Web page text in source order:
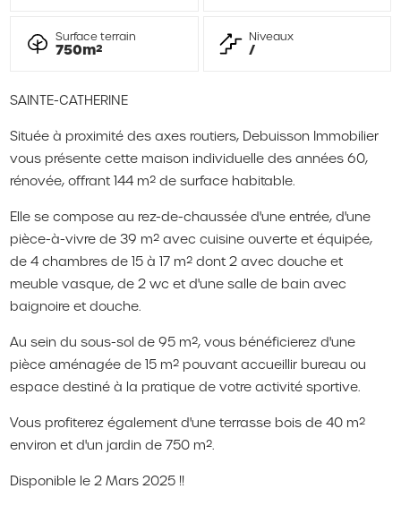
Surface terrain
750m²
Niveaux
/
SAINTE-CATHERINE
Située à proximité des axes routiers, Debuisson Immobilier
vous présente cette maison individuelle des années 60,
rénovée, offrant 144 m² de surface habitable.
Elle se compose au rez-de-chaussée d'une entrée, d'une
pièce-à-vivre de 39 m² avec cuisine ouverte et équipée,
de 4 chambres de 15 à 17 m² dont 2 avec douche et
meuble vasque, de 2 wc et d'une salle de bain avec
baignoire et douche.
Au sein du sous-sol de 95 m², vous bénéficierez d'une
pièce aménagée de 15 m² pouvant accueillir bureau ou
espace destiné à la pratique de votre activité sportive.
Vous profiterez également d'une terrasse bois de 40 m²
environ et d'un jardin de 750 m².
Disponible le 2 Mars 2025 !!